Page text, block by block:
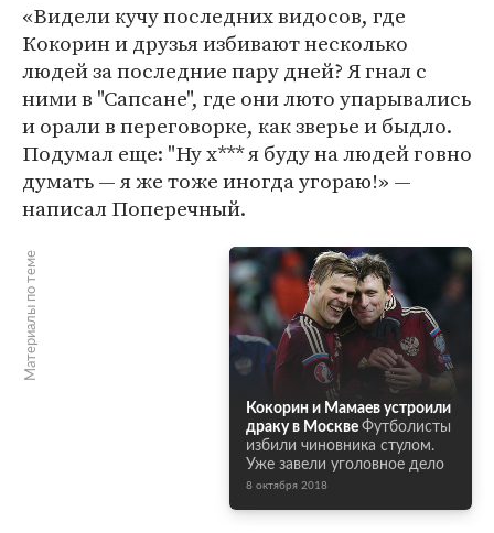
«Видели кучу последних видосов, где
Кокорин и друзья избивают несколько
людей за последние пару дней? Я гнал с
ними в "Сапсане", где они люто упарывались
и орали в переговорке, как зверье и быдло.
Подумал еще: "Ну х*** я буду на людей говно
думать — я же тоже иногда угораю!» —
написал Поперечный.
Материалы по теме
Кокорин и Мамаев устроили
драку в Москве Футболисты
избили чиновника стулом.
Уже завели уголовное дело
8 октября 2018